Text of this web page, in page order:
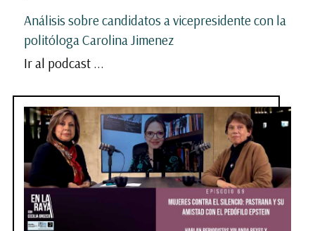
Análisis sobre candidatos a vicepresidente con la
politóloga Carolina Jimenez
Ir al podcast ...